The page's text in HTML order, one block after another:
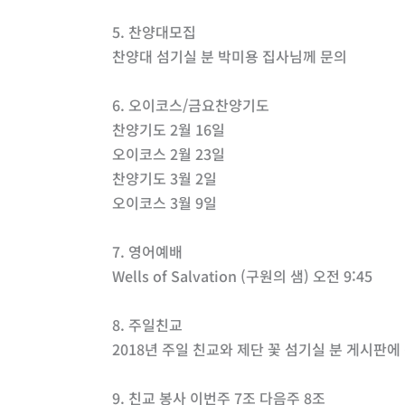
5. 찬양대모집
찬양대 섬기실 분 박미용 집사님께 문의
6. 오이코스/금요찬양기도
찬양기도 2월 16일
오이코스 2월 23일
찬양기도 3월 2일
오이코스 3월 9일
7. 영어예배
Wells of Salvation (구원의 샘) 오전 9:45
8. 주일친교
2018년 주일 친교와 제단 꽃 섬기실 분 게시판에
9. 친교 봉사 이번주 7조 다음주 8조